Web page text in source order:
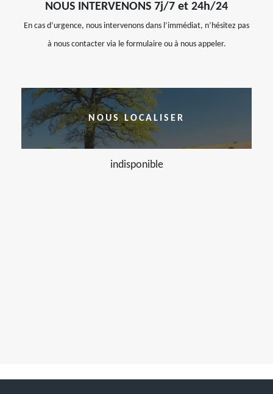
NOUS INTERVENONS 7j/7 et 24h/24
En cas d’urgence, nous intervenons dans l’immédiat, n’hésitez pas
à nous contacter via le formulaire ou à nous appeler.
NOUS LOCALISER
indisponible